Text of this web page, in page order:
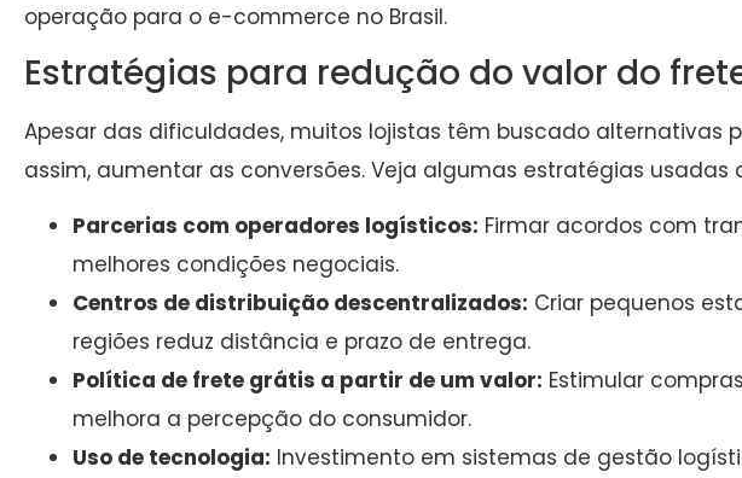
operação para o e-commerce no Brasil.
Estratégias para redução do valor do
Apesar das dificuldades, muitos lojistas têm buscado alternativas
assim, aumentar as conversões. Veja algumas estratégias usadas
Parcerias com operadores logísticos: Firmar acordos com
melhores condições negociais.
Centros de distribuição descentralizados: Criar pequenos
regiões reduz distância e prazo de entrega.
Política de frete grátis a partir de um valor: Estimular
melhora a percepção do consumidor.
Uso de tecnologia: Investimento em sistemas de gestão